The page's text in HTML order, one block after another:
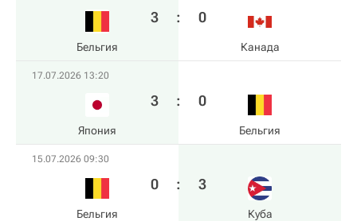
Бельгия
3 : 0
Канада
17.07.2026 13:20
Япония
3 : 0
Бельгия
15.07.2026 09:30
Бельгия
0 : 3
Куба